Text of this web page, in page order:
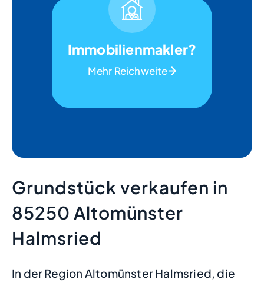
Immobilienmakler?
Mehr Reichweite
Grundstück verkaufen in
85250 Altomünster
Halmsried
In der Region Altomünster Halmsried, die